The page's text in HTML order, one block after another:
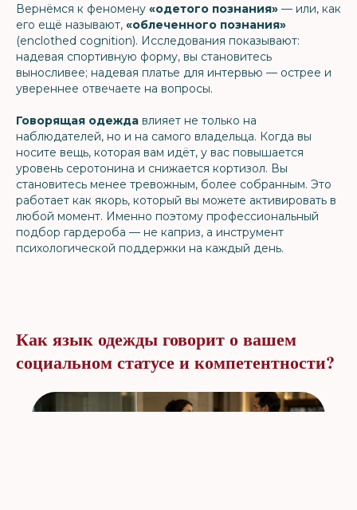
Вернёмся к феномену «одетого познания» — или, как
его ещё называют, «облеченного познания»
(enclothed cognition). Исследования показывают:
надевая спортивную форму, вы становитесь
выносливее; надевая платье для интервью — острее и
увереннее отвечаете на вопросы.
Говорящая одежда влияет не только на
наблюдателей, но и на самого владельца. Когда вы
носите вещь, которая вам идёт, у вас повышается
уровень серотонина и снижается кортизол. Вы
становитесь менее тревожным, более собранным. Это
работает как якорь, который вы можете активировать в
любой момент. Именно поэтому профессиональный
подбор гардероба — не каприз, а инструмент
психологической поддержки на каждый день.
Как язык одежды говорит о вашем
социальном статусе и компетентности?